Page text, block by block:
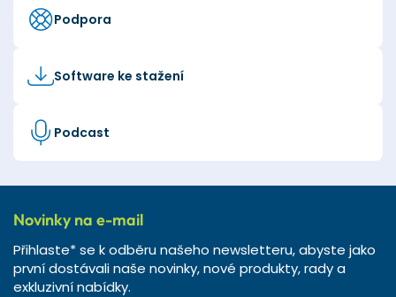
Podpora
Software ke stažení
Podcast
Novinky na e-mail
Přihlaste* se k odběru našeho newsletteru, abyste jako
první dostávali naše novinky, nové produkty, rady a
exkluzivní nabídky.